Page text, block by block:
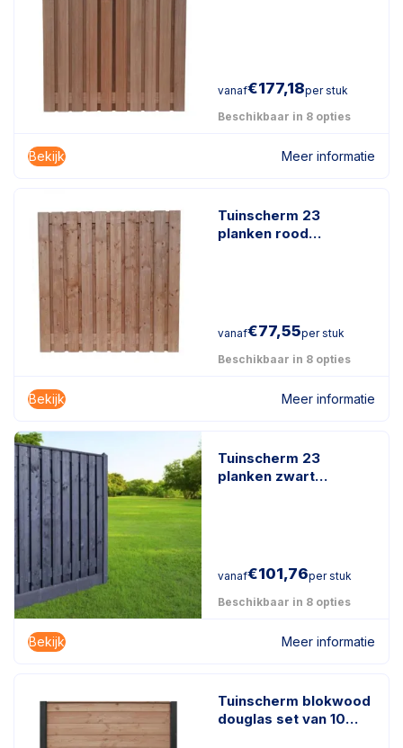
vanaf€177,18per stuk
Beschikbaar in 8 opties
Bekijk Meer informatie
Tuinscherm 23
planken rood
vanaf€77,55per stuk
Beschikbaar in 8 opties
Bekijk Meer informatie
Tuinscherm 23
planken zwart
vanaf€101,76per stuk
Beschikbaar in 8 opties
Bekijk Meer informatie
Tuinscherm blokwood
douglas set van 10